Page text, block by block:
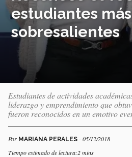
estudiantes más
sobresalientes
Estudiantes de actividades
liderazgo y emprendimiento que
fueron reconocidos en un emotivo
Por MARIANA PERALES - 05/12/2018
Tiempo estimado de lectura:2 mins